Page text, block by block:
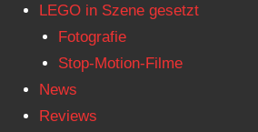
LEGO in Szene gesetzt
Fotografie
Stop-Motion-Filme
News
Reviews